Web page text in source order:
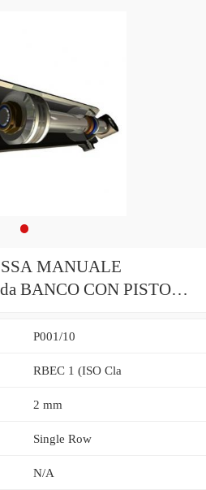
MANUALE
BANCO CON PISTONE
P001/10
RBEC 1 (ISO Cla
2 mm
Single Row
N/A